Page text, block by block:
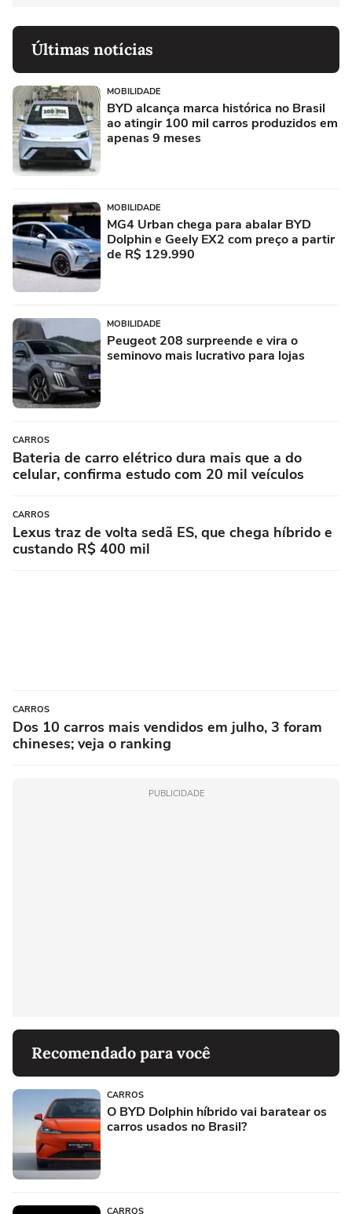
Últimas notícias
MOBILIDADE
BYD alcança marca histórica no Brasil
ao atingir 100 mil carros produzidos em
apenas 9 meses
MOBILIDADE
MG4 Urban chega para abalar BYD
Dolphin e Geely EX2 com preço a partir
de R$ 129.990
MOBILIDADE
Peugeot 208 surpreende e vira o
seminovo mais lucrativo para lojas
CARROS
Bateria de carro elétrico dura mais que a do
celular, confirma estudo com 20 mil veículos
CARROS
Lexus traz de volta sedã ES, que chega híbrido e
custando R$ 400 mil
CARROS
Dos 10 carros mais vendidos em julho, 3 foram
chineses; veja o ranking
PUBLICIDADE
Recomendado para você
CARROS
O BYD Dolphin híbrido vai baratear os
carros usados no Brasil?
CARROS